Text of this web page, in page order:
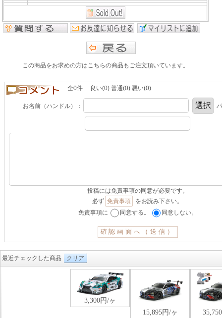
この商品をお求めの方はこちらの商品もご注文頂いています。
全0件 良い(0) 普通(0) 悪い(0)
お名前（ハンドル）：
投稿には免責事項の同意が必要です。
必ず 免責事項
をお読み下さい。
免責事項に
同意する。 同意しない。
最近チェックした商品 クリア